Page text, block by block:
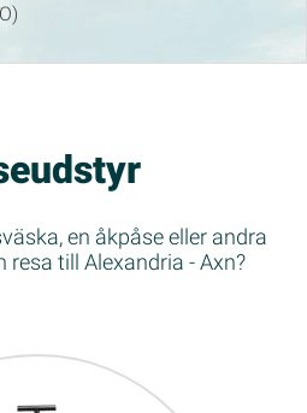
en åkpåse eller andra
resa till Alexandria - Axn?